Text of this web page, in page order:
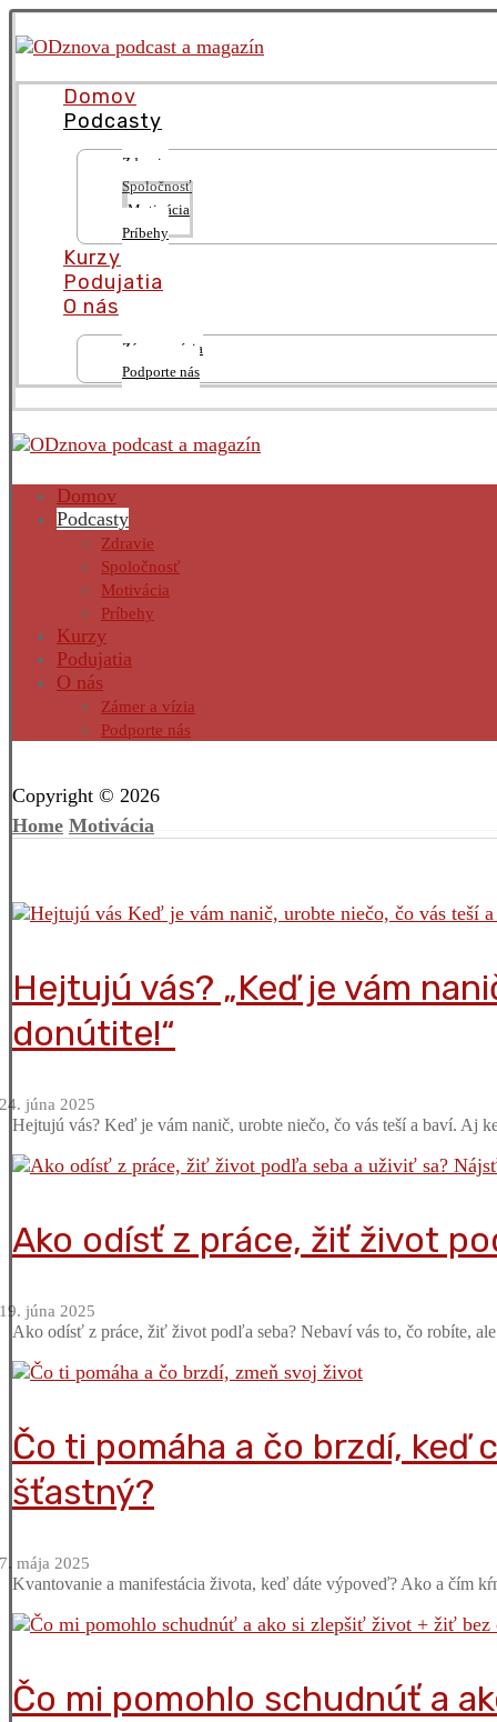
Domov
Podcasty
Zdravie
Spoločnosť
Motivácia
Príbehy
Kurzy
Podujatia
O nás
Zámer a vízia
Podporte nás
Domov
Podcasty
Zdravie
Spoločnosť
Motivácia
Príbehy
Kurzy
Podujatia
O nás
Zámer a vízia
Podporte nás
Copyright © 2026
Home Motivácia
Hejtujú vás? „Keď je vám
donútite!“
24. júna 2025
Hejtujú vás? Keď je vám nanič, urobte niečo, čo vás teší a baví. Aj
Ako odísť z práce, žiť život
19. júna 2025
Ako odísť z práce, žiť život podľa seba? Nebaví vás to, čo robíte,
Čo ti pomáha a čo brzdí, keď
šťastný?
7. mája 2025
Kvantovanie a manifestácia života, keď dáte výpoveď? Ako a čím
Čo mi pomohlo schudnúť a